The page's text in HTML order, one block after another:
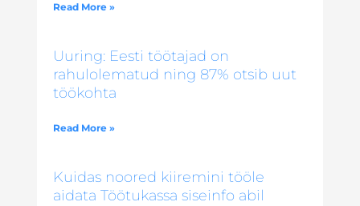
Read More »
Uuring: Eesti töötajad on
rahulolematud ning 87% otsib uut
töökohta
Read More »
Kuidas noored kiiremini tööle
aidata Töötukassa siseinfo abil